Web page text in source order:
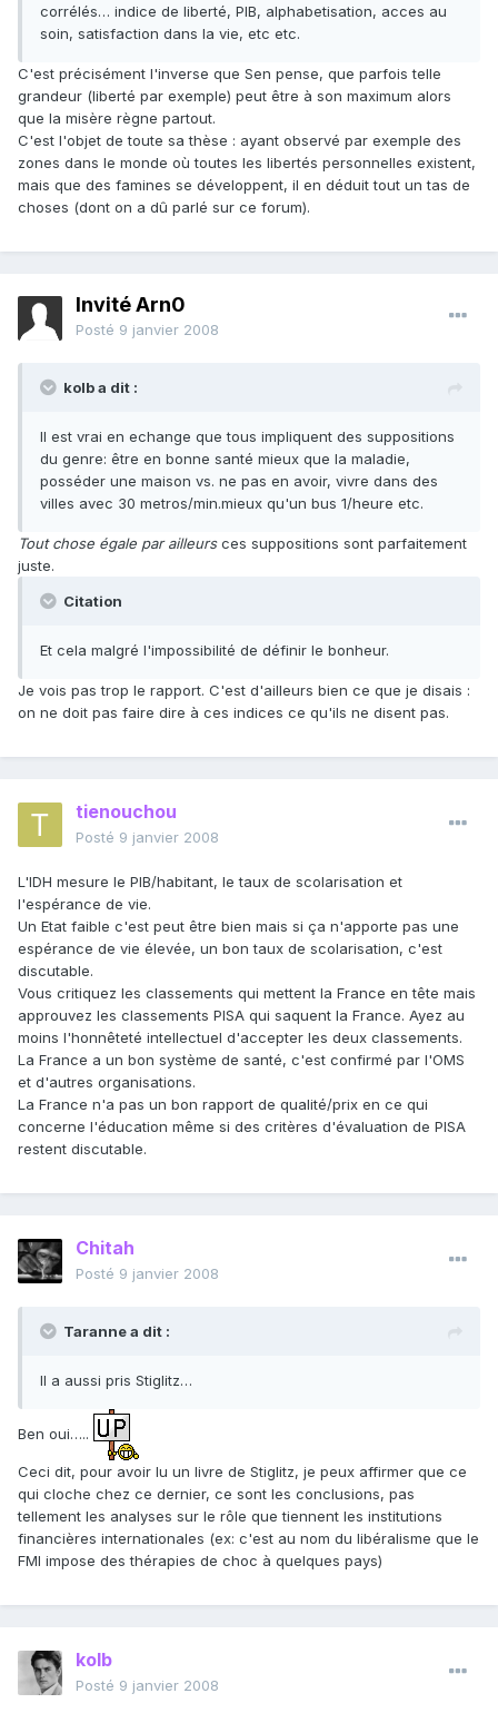
corrélés… indice de liberté, PIB, alphabetisation, acces au
soin, satisfaction dans la vie, etc etc.
C'est précisément l'inverse que Sen pense, que parfois telle
grandeur (liberté par exemple) peut être à son maximum alors
que la misère règne partout.
C'est l'objet de toute sa thèse : ayant observé par exemple des
zones dans le monde où toutes les libertés personnelles existent,
mais que des famines se développent, il en déduit tout un tas de
choses (dont on a dû parlé sur ce forum).
Invité Arn0
Posté 9 janvier 2008
kolb a dit :
Il est vrai en echange que tous impliquent des suppositions
du genre: être en bonne santé mieux que la maladie,
posséder une maison vs. ne pas en avoir, vivre dans des
villes avec 30 metros/min.mieux qu'un bus 1/heure etc.
Tout chose égale par ailleursces suppositions sont parfaitement
juste.
Citation
Et cela malgré l'impossibilité de définir le bonheur.
Je vois pas trop le rapport. C'est d'ailleurs bien ce que je disais :
on ne doit pas faire dire à ces indices ce qu'ils ne disent pas.
tienouchou
Posté 9 janvier 2008
L'IDH mesure le PIB/habitant, le taux de scolarisation et
l'espérance de vie.
Un Etat faible c'est peut être bien mais si ça n'apporte pas une
espérance de vie élevée, un bon taux de scolarisation, c'est
discutable.
Vous critiquez les classements qui mettent la France en tête mais
approuvez les classements PISA qui saquent la France. Ayez au
moins l'honnêteté intellectuel d'accepter les deux classements.
La France a un bon système de santé, c'est confirmé par l'OMS
et d'autres organisations.
La France n'a pas un bon rapport de qualité/prix en ce qui
concerne l'éducation même si des critères d'évaluation de PISA
restent discutable.
Chitah
Posté 9 janvier 2008
Taranne a dit :
Il a aussi pris Stiglitz…
Ben oui…..
Ceci dit, pour avoir lu un livre de Stiglitz, je peux affirmer que ce
qui cloche chez ce dernier, ce sont les conclusions, pas
tellement les analyses sur le rôle que tiennent les institutions
financières internationales (ex: c'est au nom du libéralisme que le
FMI impose des thérapies de choc à quelques pays)
kolb
Posté 9 janvier 2008